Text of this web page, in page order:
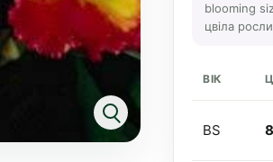
blooming
цвіла
ВІК
BS